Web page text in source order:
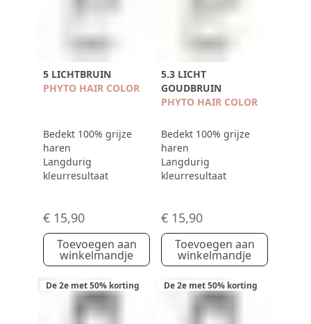
5 LICHTBRUIN
PHYTO HAIR COLOR
Bedekt 100% grijze
haren
Langdurig
kleurresultaat
€ 15,90
Toevoegen aan
winkelmandje
5.3 LICHT
GOUDBRUIN
PHYTO HAIR COLOR
Bedekt 100% grijze
haren
Langdurig
kleurresultaat
€ 15,90
Toevoegen aan
winkelmandje
De 2e met 50% korting De 2e met 50% korting